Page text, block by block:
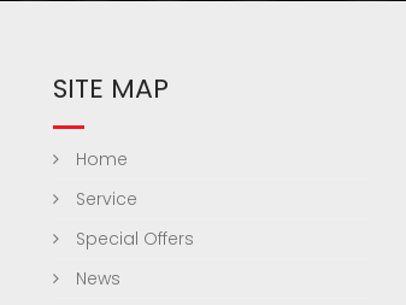
SITE MAP
Home
Service
Special Offers
News